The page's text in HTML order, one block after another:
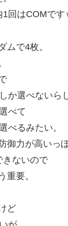
回はCOMです
ムで4枚。
か選べないら
べて
べるみたい。
御力が高いっ
きないので
重要。
ど